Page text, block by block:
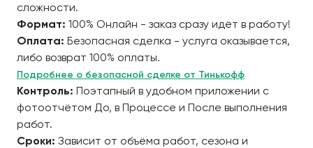
сложности.
Формат: 100% Онлайн - заказ сразу идёт в работу!
Оплата: Безопасная сделка - услуга оказывается,
либо возврат 100% оплаты.
Подробнее о безопасной сделке от Тинькофф
Контроль: Поэтапный в удобном приложении с
фотоотчётом До, в Процессе и После выполнения
работ.
Сроки: Зависит от объёма работ, сезона и